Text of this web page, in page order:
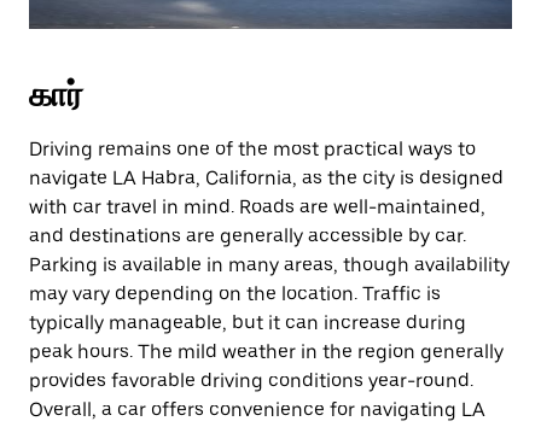
கார்
Driving remains one of the most practical ways to
navigate LA Habra, California, as the city is designed
with car travel in mind. Roads are well-maintained,
and destinations are generally accessible by car.
Parking is available in many areas, though availability
may vary depending on the location. Traffic is
typically manageable, but it can increase during
peak hours. The mild weather in the region generally
provides favorable driving conditions year-round.
Overall, a car offers convenience for navigating LA